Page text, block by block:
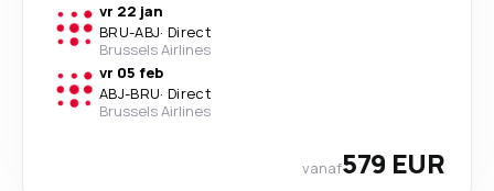
vr 22 jan
BRU-ABJ· Direct
Brussels Airlines
vr 05 feb
ABJ-BRU· Direct
Brussels Airlines
vanaf579 EUR